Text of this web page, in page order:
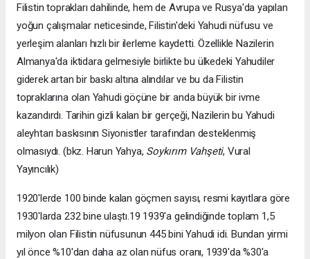
Filistin toprakları dahilinde, hem de Avrupa ve Rusya'da yapılan
yoğun çalışmalar neticesinde, Filistin'deki Yahudi nüfusu ve
yerleşim alanları hızlı bir ilerleme kaydetti. Özellikle Nazilerin
Almanya'da iktidara gelmesiyle birlikte bu ülkedeki Yahudiler
giderek artan bir baskı altına alındılar ve bu da Filistin
topraklarına olan Yahudi göçüne bir anda büyük bir ivme
kazandırdı. Tarihin gizli kalan bir gerçeği, Nazilerin bu Yahudi
aleyhtarı baskısının Siyonistler tarafından desteklenmiş
olmasıydı. (bkz. Harun Yahya, Soykırım Vahşeti, Vural
Yayıncılık)
1920'lerde 100 binde kalan göçmen sayısı, resmi kayıtlara göre
1930'larda 232 bine ulaştı.19 1939'a gelindiğinde toplam 1,5
milyon olan Filistin nüfusunun 445 bini Yahudi idi. Bundan yirmi
yıl önce %10'dan daha az olan nüfus oranı, 1939'da %30'a